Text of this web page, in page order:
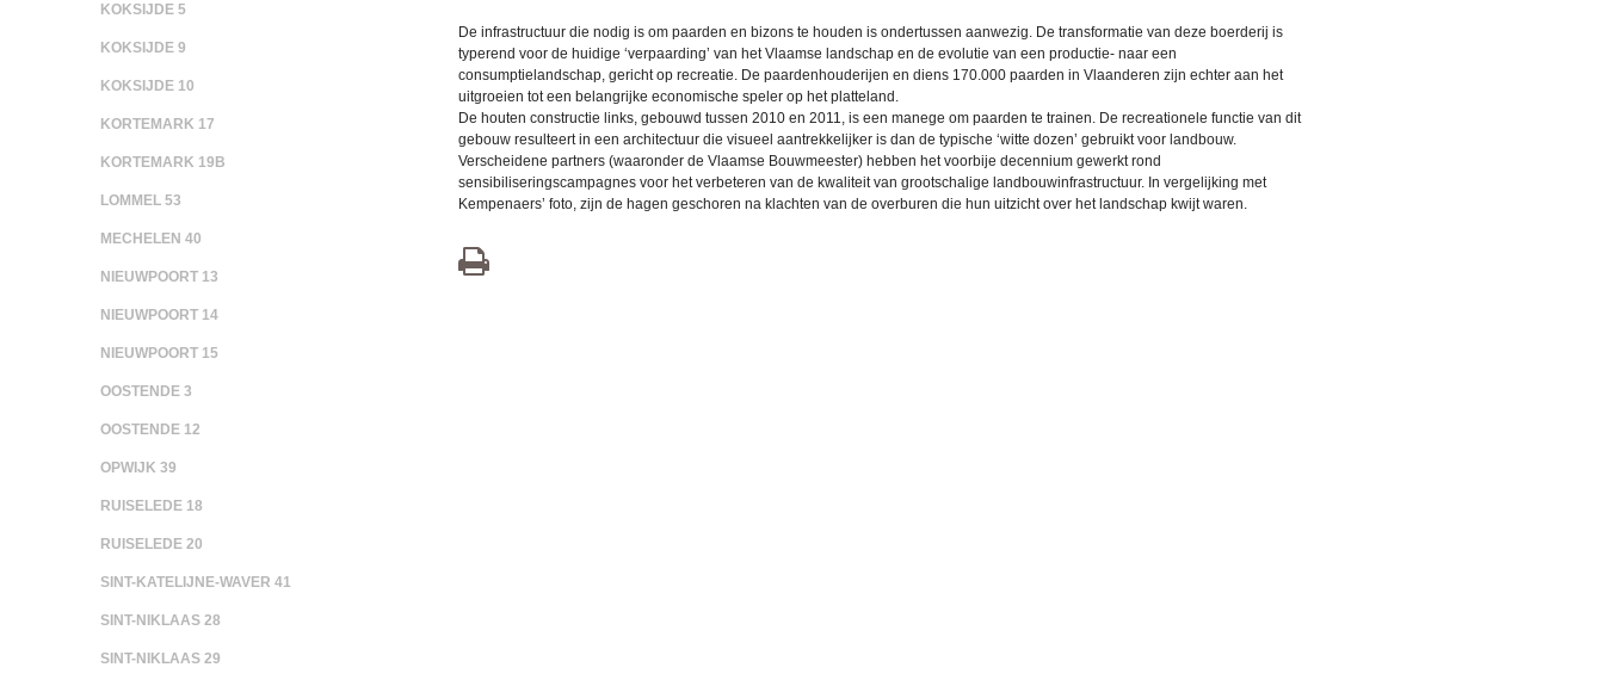
KOKSIJDE 5
KOKSIJDE 9
KOKSIJDE 10
KORTEMARK 17
KORTEMARK 19B
LOMMEL 53
MECHELEN 40
NIEUWPOORT 13
NIEUWPOORT 14
NIEUWPOORT 15
OOSTENDE 3
OOSTENDE 12
OPWIJK 39
RUISELEDE 18
RUISELEDE 20
SINT-KATELIJNE-WAVER 41
SINT-NIKLAAS 28
SINT-NIKLAAS 29
De infrastructuur die nodig is om paarden en bizons te houden is ondertussen aanwezig. De transformatie van deze boerderij is
typerend voor de huidige ‘verpaarding’ van het Vlaamse landschap en de evolutie van een productie- naar een
consumptielandschap, gericht op recreatie. De paardenhouderijen en diens 170.000 paarden in Vlaanderen zijn echter aan het
uitgroeien tot een belangrijke economische speler op het platteland.
De houten constructie links, gebouwd tussen 2010 en 2011, is een manege om paarden te trainen. De recreationele functie van dit
gebouw resulteert in een architectuur die visueel aantrekkelijker is dan de typische ‘witte dozen’ gebruikt voor landbouw.
Verscheidene partners (waaronder de Vlaamse Bouwmeester) hebben het voorbije decennium gewerkt rond
sensibiliseringscampagnes voor het verbeteren van de kwaliteit van grootschalige landbouwinfrastructuur. In vergelijking met
Kempenaers’ foto, zijn de hagen geschoren na klachten van de overburen die hun uitzicht over het landschap kwijt waren.